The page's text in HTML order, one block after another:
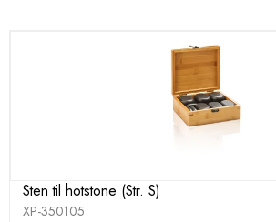
Sten til hotstone (Str. S)
XP-350105